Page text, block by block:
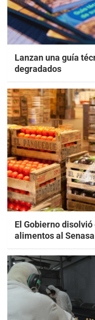
Lanzan una guía
degradados
El Gobierno
alimentos al Senasa